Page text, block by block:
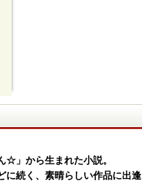
☆」から生まれた小説。
に続く、素晴らしい作品に出